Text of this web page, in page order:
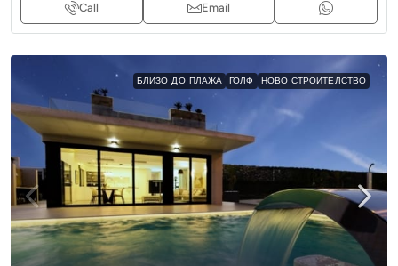
Call Email
БЛИЗО ДО ПЛАЖА ГОЛФ НОВО СТРОИТЕЛСТВО